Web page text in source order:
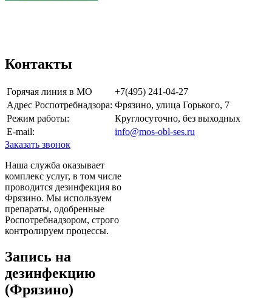
Контакты
Горячая линия в МО
+7(495) 241-04-27
Адрес Роспотребнадзора: Фрязино, улица Горького, 7
Режим работы:
Круглосуточно, без выходных
E-mail:
info@mos-obl-ses.ru
Заказать звонок
Наша служба оказывает
комплекс услуг, в том числе
проводится дезинфекция во
Фрязино. Мы используем
препараты, одобренные
Роспотребнадзором, строго
контролируем процессы.
Запись на
дезинфекцию
(Фрязино)